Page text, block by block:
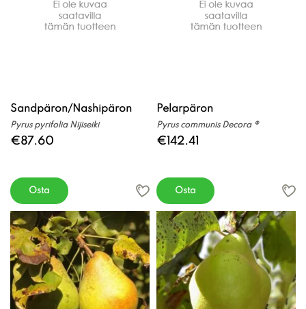
Sandpäron/Nashipäron
Pyrus pyrifolia Nijiseiki
€87.60
Osta
Pelarpäron
Pyrus communis Decora ®
€142.41
Osta